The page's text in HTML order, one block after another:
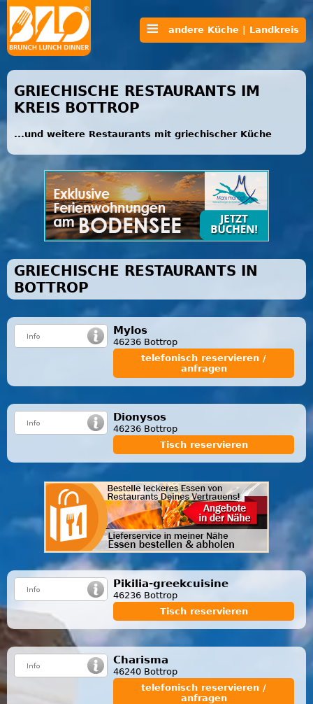
andere Küche | Landkreis
GRIECHISCHE RESTAURANTS IM
KREIS BOTTROP
...und weitere Restaurants mit griechischer Küche
GRIECHISCHE RESTAURANTS IN
BOTTROP
Mylos
46236 Bottrop
telefonisch reservieren /
anfragen
Dionysos
46236 Bottrop
Tisch reservieren
Pikilia-greekcuisine
46236 Bottrop
Tisch reservieren
Charisma
46240 Bottrop
telefonisch reservieren /
anfragen